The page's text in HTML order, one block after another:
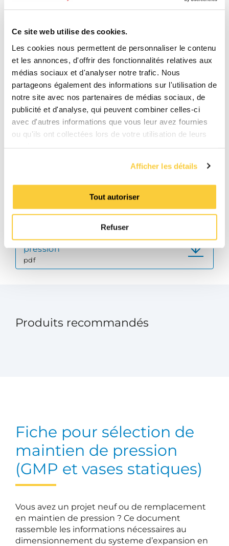
Ce site web utilise des cookies.
Les cookies nous permettent de personnaliser le contenu
et les annonces, d'offrir des fonctionnalités relatives aux
médias sociaux et d'analyser notre trafic. Nous
partageons également des informations sur l'utilisation de
notre site avec nos partenaires de médias sociaux, de
publicité et d'analyse, qui peuvent combiner celles-ci
avec d'autres informations que vous leur avez fournies
ou qu'ils ont collectées lors de votre utilisation de leurs
Afficher les détails
Tout autoriser
Refuser
BIM
zip
Manuelle
pdf
Fiche technique du produit
pdf
Manuel de l'écran tactile
pdf
Article Expansion / Maintain de
pression
pdf
Produits recommandés
Fiche pour sélection de
maintien de pression
(GMP et vases statiques)
Vous avez un projet neuf ou de remplacement
en maintien de pression ? Ce document
rassemble les informations nécessaires au
dimensionnement du systeme d’expansion en